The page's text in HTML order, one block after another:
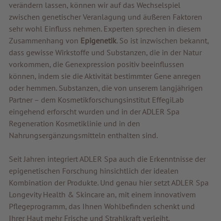
Beste Qualität
Tipps & News
Gutscheine
Service & Info
verändern lassen, können wir auf das Wechselspiel
zwischen genetischer Veranlagung und äußeren Faktoren
sehr wohl Einfluss nehmen. Experten sprechen in diesem
Zusammenhang von Epigenetik. So ist inzwischen bekannt,
dass gewisse Wirkstoffe und Substanzen, die in der Natur
vorkommen, die Genexpression positiv beeinflussen
können, indem sie die Aktivität bestimmter Gene anregen
oder hemmen. Substanzen, die von unserem langjährigen
Partner – dem Kosmetikforschungsinstitut EffegiLab
eingehend erforscht wurden und in der ADLER Spa
Regeneration Kosmetiklinie und in den
Nahrungsergänzungsmitteln enthalten sind.
Seit Jahren integriert ADLER Spa auch die Erkenntnisse der
epigenetischen Forschung hinsichtlich der idealen
Kombination der Produkte. Und genau hier setzt ADLER Spa
Longevity Health & Skincare an, mit einem innovativem
Pflegeprogramm, das Ihnen Wohlbefinden schenkt und
Ihrer Haut mehr Frische und Strahlkraft verleiht.